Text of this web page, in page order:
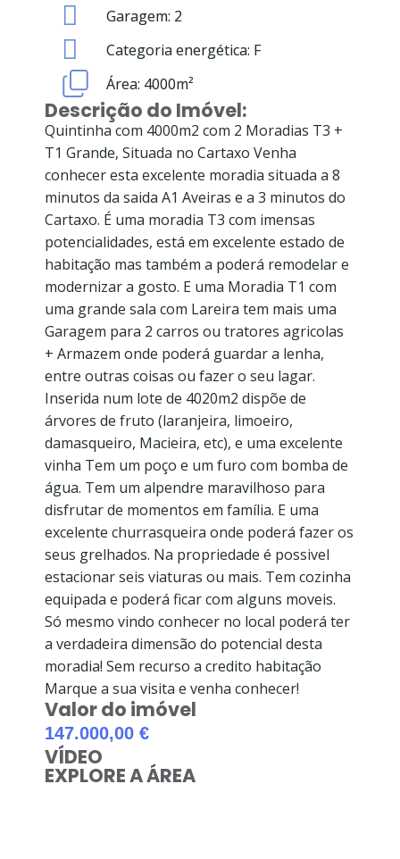
Garagem: 2
Categoria energética: F
Área: 4000m²
Descrição do Imóvel:
Quintinha com 4000m2 com 2 Moradias T3 +
T1 Grande, Situada no Cartaxo Venha
conhecer esta excelente moradia situada a 8
minutos da saida A1 Aveiras e a 3 minutos do
Cartaxo. É uma moradia T3 com imensas
potencialidades, está em excelente estado de
habitação mas também a poderá remodelar e
modernizar a gosto. E uma Moradia T1 com
uma grande sala com Lareira tem mais uma
Garagem para 2 carros ou tratores agricolas
+ Armazem onde poderá guardar a lenha,
entre outras coisas ou fazer o seu lagar.
Inserida num lote de 4020m2 dispõe de
árvores de fruto (laranjeira, limoeiro,
damasqueiro, Macieira, etc), e uma excelente
vinha Tem um poço e um furo com bomba de
água. Tem um alpendre maravilhoso para
disfrutar de momentos em família. E uma
excelente churrasqueira onde poderá fazer os
seus grelhados. Na propriedade é possivel
estacionar seis viaturas ou mais. Tem cozinha
equipada e poderá ficar com alguns moveis.
Só mesmo vindo conhecer no local poderá ter
a verdadeira dimensão do potencial desta
moradia! Sem recurso a credito habitação
Marque a sua visita e venha conhecer!
Valor do imóvel
147.000,00 €
VÍDEO
EXPLORE A ÁREA